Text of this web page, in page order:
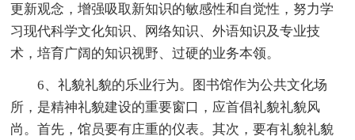
更新观念，增强吸取新知识的敏感性和自觉性，努力学
习现代科学文化知识、网络知识、外语知识及专业技
术，培育广阔的知识视野、过硬的业务本领。
6、礼貌礼貌的乐业行为。图书馆作为公共文化场
所，是精神礼貌建设的重要窗口，应首倡礼貌礼貌风
尚。首先，馆员要有庄重的仪表。其次，要有礼貌礼貌